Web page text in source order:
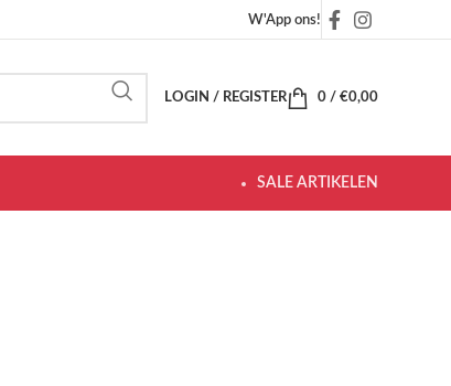
W'App ons!
LOGIN / REGISTER 0 / €0,00
SALE ARTIKELEN